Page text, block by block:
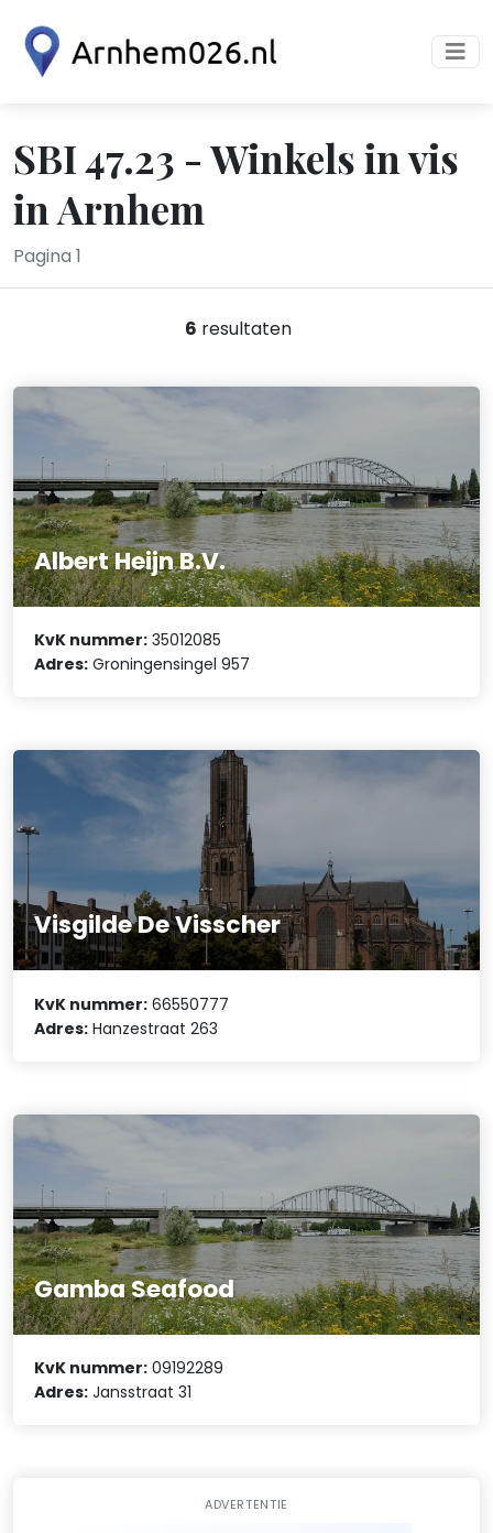
SBI 47.23 - Winkels in vis
in Arnhem
Pagina 1
6 resultaten
Albert Heijn B.V.
KvK nummer: 35012085
Adres: Groningensingel 957
Visgilde De Visscher
KvK nummer: 66550777
Adres: Hanzestraat 263
Gamba Seafood
KvK nummer: 09192289
Adres: Jansstraat 31
ADVERTENTIE